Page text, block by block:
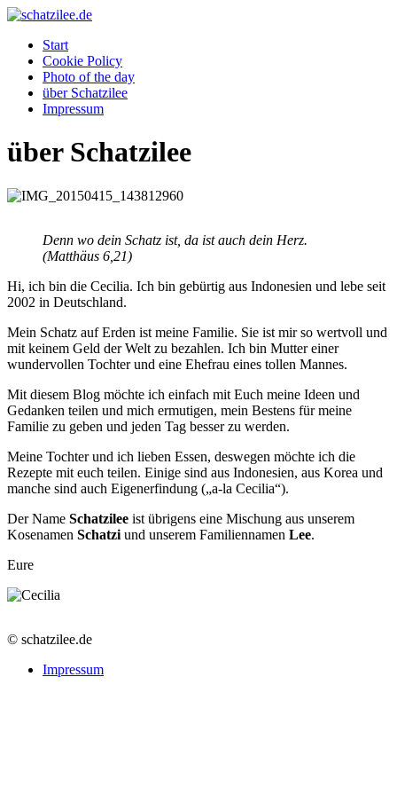
Start
Cookie Policy
Photo of the day
über Schatzilee
Impressum
über Schatzilee
Denn wo dein Schatz ist, da ist auch dein Herz.
(Matthäus 6,21)
Hi, ich bin die Cecilia. Ich bin gebürtig aus Indonesien und lebe seit
2002 in Deutschland.
Mein Schatz auf Erden ist meine Familie. Sie ist mir so wertvoll und
mit keinem Geld der Welt zu bezahlen. Ich bin Mutter einer
wundervollen Tochter und eine Ehefrau eines tollen Mannes.
Mit diesem Blog möchte ich einfach mit Euch meine Ideen und
Gedanken teilen und mich ermutigen, mein Bestens für meine
Familie zu geben und jeden Tag besser zu werden.
Meine Tochter und ich lieben Essen, deswegen möchte ich die
Rezepte mit euch teilen. Einige sind aus Indonesien, aus Korea und
manche sind auch Eigenerfindung („a-la Cecilia“).
Der Name Schatzilee ist übrigens eine Mischung aus unserem
Kosenamen Schatzi und unserem Familiennamen Lee.
Eure
© schatzilee.de
Impressum